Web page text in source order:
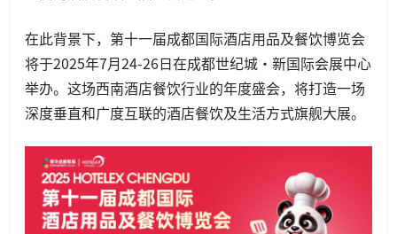
在此背景下，第十一届成都国际酒店用品及餐饮博览会
将于2025年7月24-26日在成都世纪城·新国际会展中心
举办。这场西南酒店餐饮行业的年度盛会，将打造一场
深度垂直和广度互联的酒店餐饮及生活方式旗舰大展。